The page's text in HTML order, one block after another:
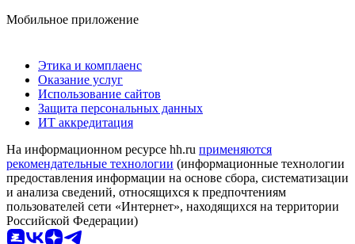
Мобильное приложение
Этика и комплаенс
Оказание услуг
Использование сайтов
Защита персональных данных
ИТ аккредитация
На информационном ресурсе hh.ru применяются
рекомендательные технологии (информационные технологии
предоставления информации на основе сбора, систематизации
и анализа сведений, относящихся к предпочтениям
пользователей сети «Интернет», находящихся на территории
Российской Федерации)